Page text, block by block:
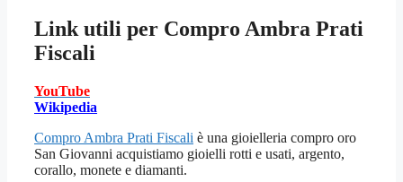
Link utili per Compro Ambra Prati
Fiscali
YouTube
Wikipedia
Compro Ambra Prati Fiscali è una gioielleria compro oro
San Giovanni acquistiamo gioielli rotti e usati, argento,
corallo, monete e diamanti.